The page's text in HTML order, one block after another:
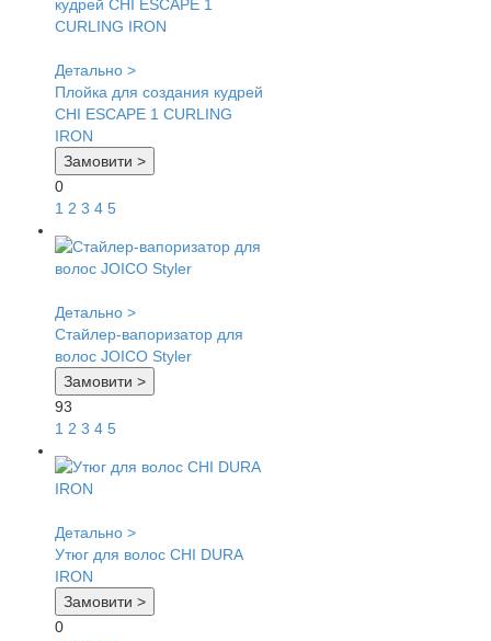
Детально >
Плойка для создания кудрей
CHI ESCAPE 1 CURLING
IRON
Замовити >
0
1 2 3 4 5
Детально >
Стайлер-вапоризатор для
волос JOICO Styler
Замовити >
93
1 2 3 4 5
Детально >
Утюг для волос CHI DURA
IRON
Замовити >
0